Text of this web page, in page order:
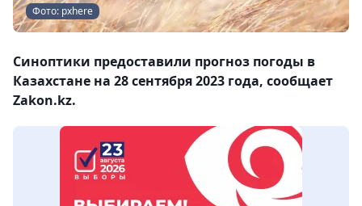
Фото: pxhere
Синоптики предоставили прогноз погоды в
Казахстане на 28 сентября 2023 года, сообщает
Zakon.kz.